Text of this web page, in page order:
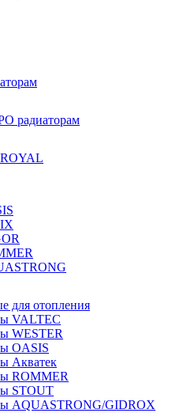
радиаторам
для отопления
VALTEC
WESTER
OASIS
Акватек
ROMMER
STOUT
AQUASTRONG/GIDROX